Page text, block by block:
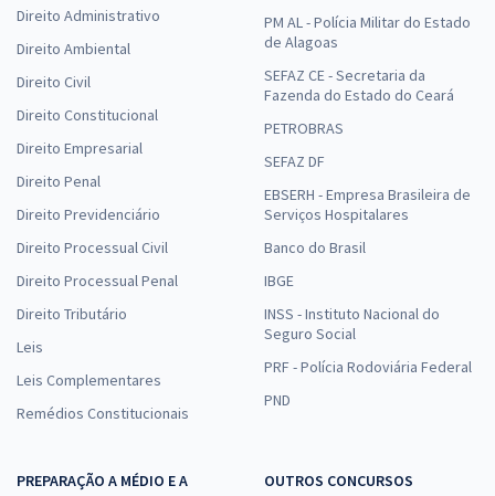
Direito Administrativo
Direito Ambiental
Direito Civil
Direito Constitucional
Direito Empresarial
Direito Penal
Direito Previdenciário
Direito Processual Civil
Direito Processual Penal
Direito Tributário
Leis
Leis Complementares
Remédios Constitucionais
PM AL - Polícia Militar do Estado
de Alagoas
SEFAZ CE - Secretaria da
Fazenda do Estado do Ceará
PETROBRAS
SEFAZ DF
EBSERH - Empresa Brasileira de
Serviços Hospitalares
Banco do Brasil
IBGE
INSS - Instituto Nacional do
Seguro Social
PRF - Polícia Rodoviária Federal
PND
PREPARAÇÃO A MÉDIO E A
OUTROS CONCURSOS